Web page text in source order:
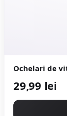
Ochelari de
29,99 lei